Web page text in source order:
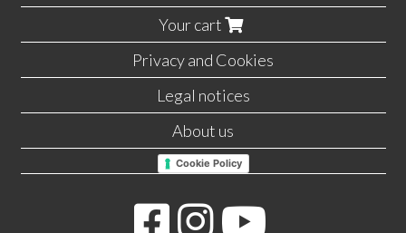
Your cart
Privacy and Cookies
Legal notices
About us
Cookie Policy